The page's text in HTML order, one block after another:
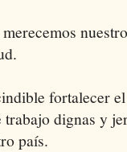
fortalecer
dignas y
país.